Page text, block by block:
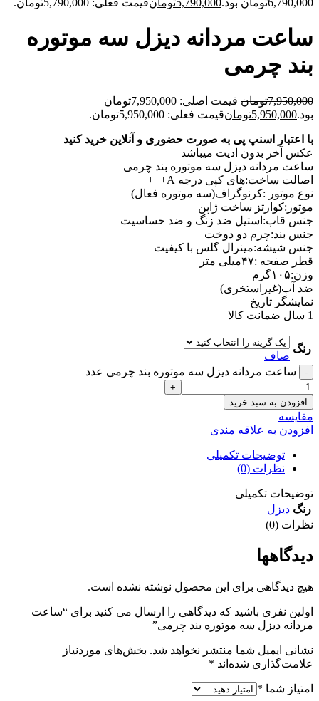
6,790,000تومان بود.
5,790,000تومانقیمت فعلی: 5,790,000تومان.
ساعت مردانه دیزل سه موتوره
بند چرمی
7,950,000تومان
قیمت اصلی: 7,950,000تومان
بود.5,950,000تومانقیمت فعلی: 5,950,000تومان.
با اعتبار اسنپ پی به صورت حضوری و آنلاین خرید کنید
عکس آخر بدون ادیت میباشد
ساعت مردانه دیزل سه موتوره بند چرمی
اصالت ساخت:های کپی درجه A+++
نوع موتور :کرنوگراف(سه موتوره فعال)
موتور:کوارتز ساخت ژاپن
جنس قاب:استیل ضد زنگ و ضد حساسیت
جنس بند:چرم‌ دو دوخت
جنس شیشه:مینرال گلس با کیفیت
قطر صفحه :۴۷میلی متر
وزن:۱۰۵گرم
ضد آب(غیراستخری)
نمایشگر تاریخ
1 سال ضمانت کالا
رنگ
صاف
ساعت مردانه دیزل سه موتوره بند چرمی عدد
افزودن به سبد خرید
مقايسه
افزودن به علاقه مندی
توضیحات تکمیلی
نظرات (0)
توضیحات تکمیلی
رنگ دیزل
نظرات (0)
دیدگاهها
هیچ دیدگاهی برای این محصول نوشته نشده است.
اولین نفری باشید که دیدگاهی را ارسال می کنید برای “ساعت
مردانه دیزل سه موتوره بند چرمی”
نشانی ایمیل شما منتشر نخواهد شد. بخش‌های موردنیاز
علامت‌گذاری شده‌اند *
امتیاز شما *